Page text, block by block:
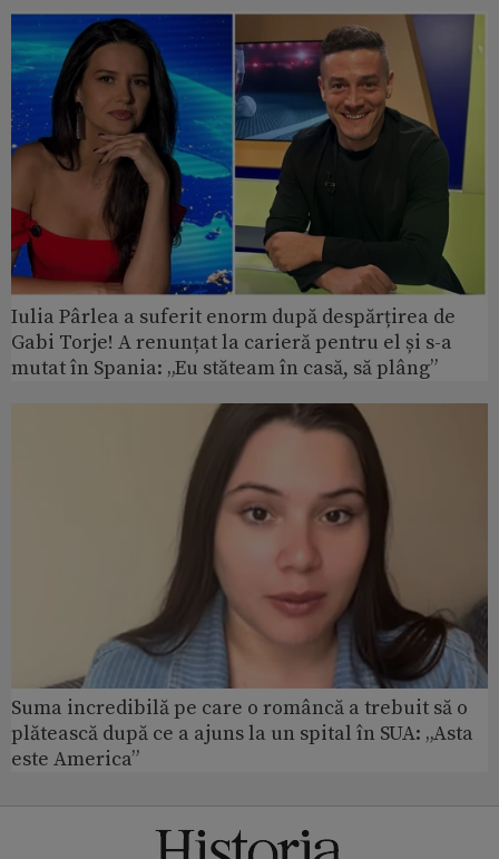
Iulia Pârlea a suferit enorm după despărțirea de
Gabi Torje! A renunțat la carieră pentru el și s-a
mutat în Spania: „Eu stăteam în casă, să plâng”
Suma incredibilă pe care o româncă a trebuit să o
plătească după ce a ajuns la un spital în SUA: „Asta
este America”